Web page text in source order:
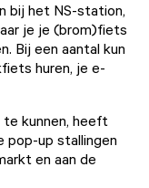
bij het NS-station,
je je (brom)fiets
Bij een aantal kun
huren, je e-
kunnen, heeft
pop-up stallingen
en aan de